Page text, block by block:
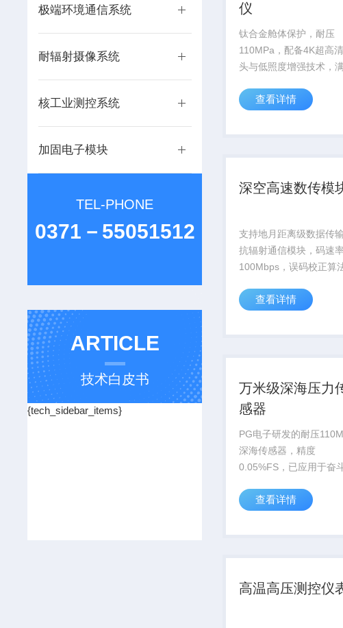
极端环境通信系统
耐辐射摄像系统
核工业测控系统
加固电子模块
TEL-PHONE
0371－55051512
ARTICLE
技术白皮书
{tech_sidebar_items}
仪
钛合金舱体保护，耐压
110MPa，配备4K超高
头与低照度增强技术，满
视化需求。
查看详情
深空高速数传模
支持地月距离级数据传
抗辐射通信模块，码速
100Mbps，误码校正算
探测提供关键通信...
查看详情
万米级深海压力
感器
PG电子研发的耐压
深海传感器，精度
0.05%FS，已应用于奋斗
科考项目
查看详情
高温高压测控仪